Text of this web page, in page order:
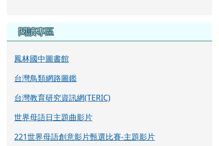
閱讀專區
鳳林國中圖書館
台灣鳥類網路圖鑑
台灣教育研究資訊網(TERIC)
世界母語日主題曲影片
221世界母語創意影片甄選比賽-主題影片